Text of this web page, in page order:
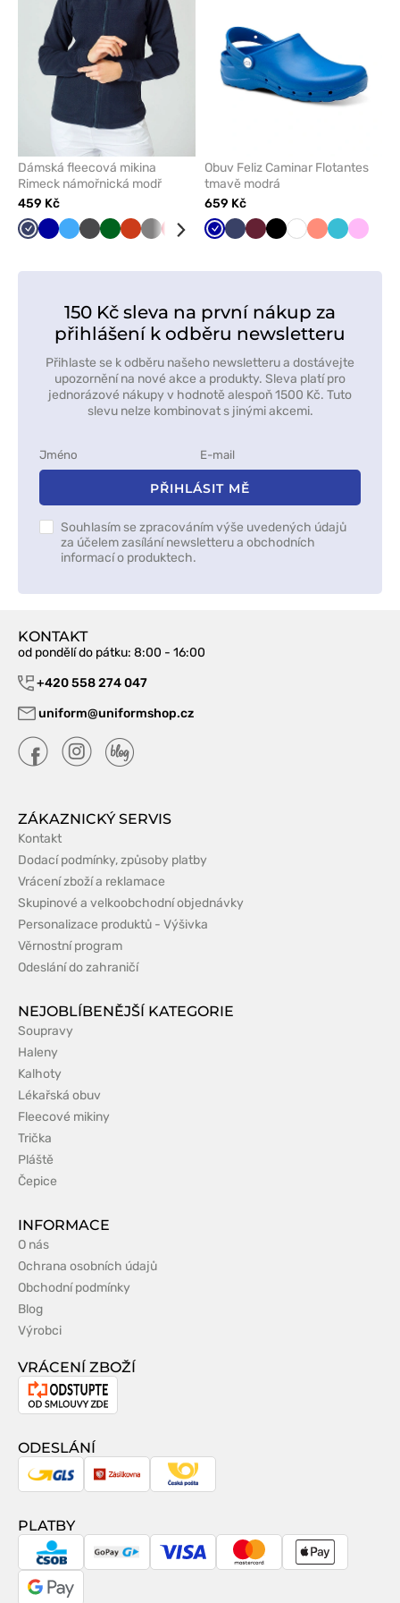
Dámská fleecová mikina
Rimeck námořnická modř
459 Kč
Námořnická
TmavěLazurová
Grafitová
TmavěOranžová
ŠedáČervenáMátová
Limetková
Bílá ZelenáČerná
Obuv Feliz Caminar Flotantes
tmavě modrá
659 Kč
TmavěNámořnická
Třešňová
ČernáBílá Koralová
MořskyRůžová
150 Kč sleva na první nákup za
přihlášení k odběru newsletteru
Přihlaste se k odběru našeho newsletteru a dostávejte
upozornění na nové akce a produkty. Sleva platí pro
jednorázové nákupy v hodnotě alespoň 1500 Kč. Tuto
slevu nelze kombinovat s jinými akcemi.
PŘIHLÁSIT MĚ
Souhlasím se zpracováním výše uvedených údajů
za účelem zasílání newsletteru a obchodních
informací o produktech.
KONTAKT
od pondělí do pátku: 8:00 - 16:00
+420 558 274 047
uniform@uniformshop.cz
ZÁKAZNICKÝ SERVIS
Kontakt
Dodací podmínky, způsoby platby
Vrácení zboží a reklamace
Skupinové a velkoobchodní objednávky
Personalizace produktů - Výšivka
Věrnostní program
Odeslání do zahraničí
NEJOBLÍBENĚJŠÍ KATEGORIE
Soupravy
Haleny
Kalhoty
Lékařská obuv
Fleecové mikiny
Trička
Pláště
Čepice
INFORMACE
O nás
Ochrana osobních údajů
Obchodní podmínky
Blog
Výrobci
VRÁCENÍ ZBOŽÍ
Odstoupení
smlouvy
ODESLÁNÍ
GLS ZásilkovnaČeská
PLATBY
CSOB GoPay Visa MasterCardApple
Google